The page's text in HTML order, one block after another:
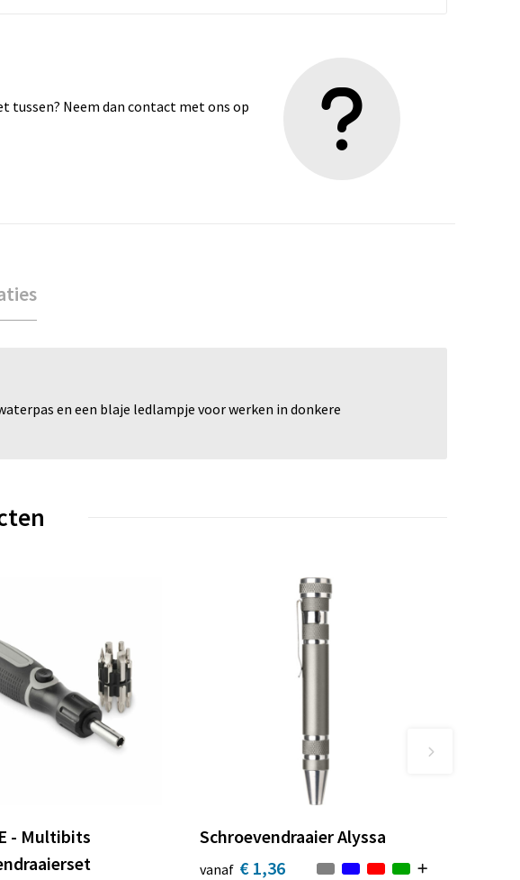
tussen? Neem dan contact met ons op
en een blaje ledlampje voor werken in donkere
- Multibits
Schroevendraaier Alyssa
vanaf € 1,36